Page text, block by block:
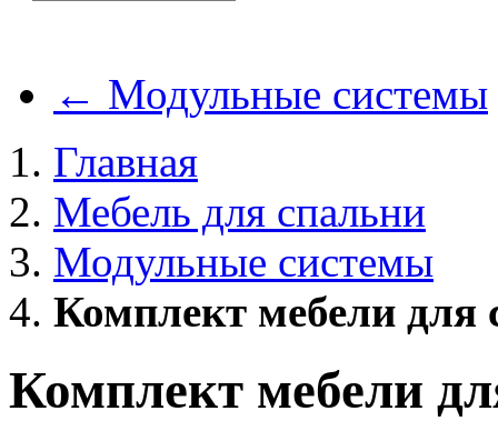
← Модульные системы
Главная
Мебель для спальни
Модульные системы
Комплект мебели для
Комплект мебели